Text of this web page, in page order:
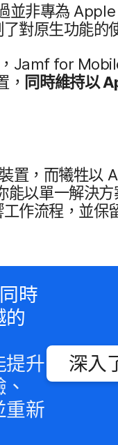
並​非​專為
對​原生​功能​的​
Jamf for
， 同時​維持​以
裝置，​而​犧牲​以
能​以​單​一​解決​
作​流程，​並​保
時​
的
提升​
重新​
深入​